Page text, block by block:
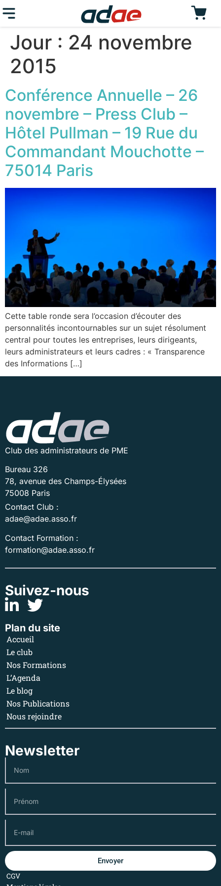
Jour : 24 novembre
2015
Conférence Annuelle – 26
novembre – Press Club –
Hôtel Pullman – 19 Rue du
Commandant Mouchotte –
75014 Paris
Cette table ronde sera l’occasion d’écouter des
personnalités incontournables sur un sujet résolument
central pour toutes les entreprises, leurs dirigeants,
leurs administrateurs et leurs cadres : « Transparence
des Informations […]
Club des administrateurs de PME
Bureau 326
78, avenue des Champs-Élysées
75008 Paris
Contact Club :
adae@adae.asso.fr
Contact Formation :
formation@adae.asso.fr
Suivez-nous
Plan du site
Accueil
Le club
Nos Formations
L’Agenda
Le blog
Nos Publications
Nous rejoindre
Newsletter
Envoyer
CGV